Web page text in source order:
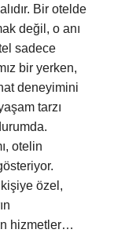
Bir otelde
değil, o anı
sadece
bir yerken,
deneyimini
tarzı
otelin
özel,
hizmetler…